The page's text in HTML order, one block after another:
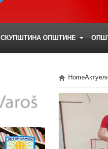
СКУПШТИНА ОПШТИНЕ
Home